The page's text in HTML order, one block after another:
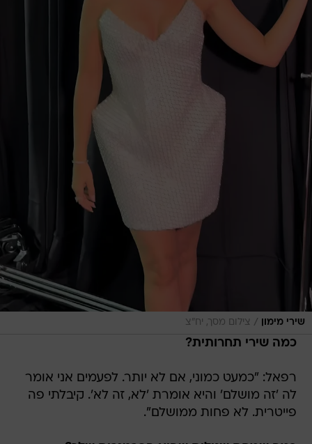
שירי מימון / צילום מסך, יח״צ
כמה שירי תחרותית?
רפאל: "כמעט כמוני, אם לא יותר. לפעמים אני אומר
לה 'זה מושלם' והיא אומרת 'לא, זה לא'. קיבלתי פה
פייטרית. לא פחות ממושלם".